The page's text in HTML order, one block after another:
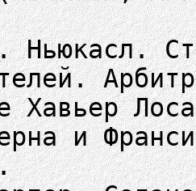
Ньюкасл.
Хавьер
и